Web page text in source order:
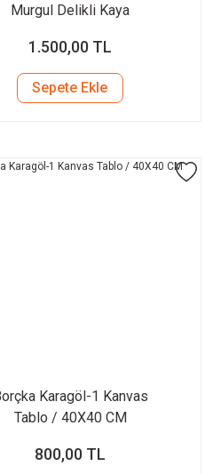
Murgul Delikli Kaya
50X70 CM
1.500,00 TL
Sepete Ekle
Karagöl-1 Kanvas
Tablo / 40X40 CM
800,00 TL